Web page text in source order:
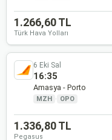
1.266,60 TL
Türk Hava Yolları
6 Eki Sal
16:35
Amasya - Porto
MZH · OPO
1.336,80 TL
Pegasus